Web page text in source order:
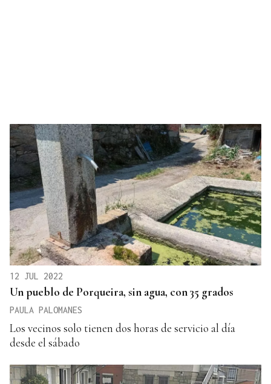
12 JUL 2022
Un pueblo de Porqueira, sin agua, con 35 grados
PAULA PALOMANES
Los vecinos solo tienen dos horas de servicio al día
desde el sábado